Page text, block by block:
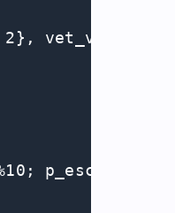
vet_v2[] =
p_esc =